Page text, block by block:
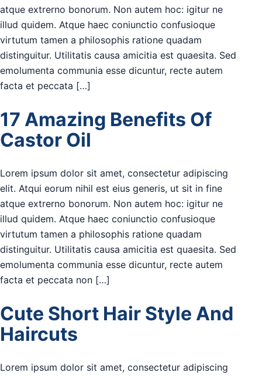
atque extrerno bonorum. Non autem hoc: igitur ne
illud quidem. Atque haec coniunctio confusioque
virtutum tamen a philosophis ratione quadam
distinguitur. Utilitatis causa amicitia est quaesita. Sed
emolumenta communia esse dicuntur, recte autem
facta et peccata […]
17 Amazing Benefits Of
Castor Oil
Lorem ipsum dolor sit amet, consectetur adipiscing
elit. Atqui eorum nihil est eius generis, ut sit in fine
atque extrerno bonorum. Non autem hoc: igitur ne
illud quidem. Atque haec coniunctio confusioque
virtutum tamen a philosophis ratione quadam
distinguitur. Utilitatis causa amicitia est quaesita. Sed
emolumenta communia esse dicuntur, recte autem
facta et peccata non […]
Cute Short Hair Style And
Haircuts
Lorem ipsum dolor sit amet, consectetur adipiscing